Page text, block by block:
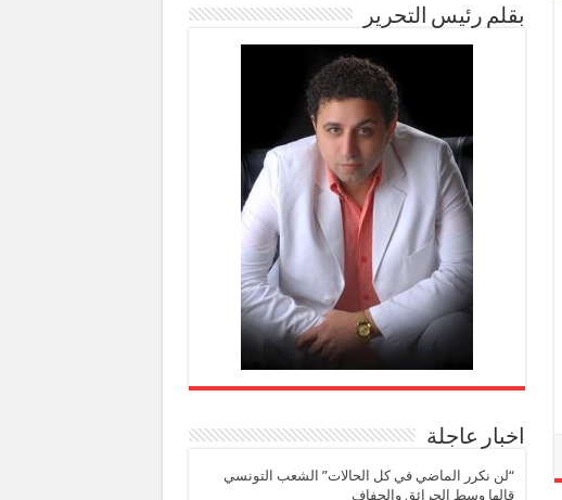
بقلم رئيس التحرير
اخبار عاجلة
“لن نكرر الماضي في كل الحالات” الشعب التونسي
قالها وسط الحرائق والجفاف